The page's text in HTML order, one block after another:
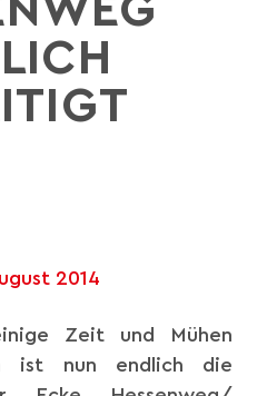
2014
Zeit und Mühen
ist nun endlich die